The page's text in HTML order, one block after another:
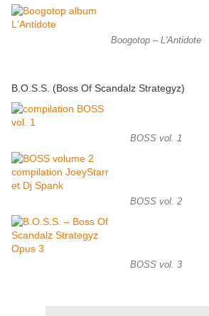
Boogotop – L'Antidote
B.O.S.S. (Boss Of Scandalz Strategyz)
BOSS vol. 1
BOSS vol. 2
BOSS vol. 3